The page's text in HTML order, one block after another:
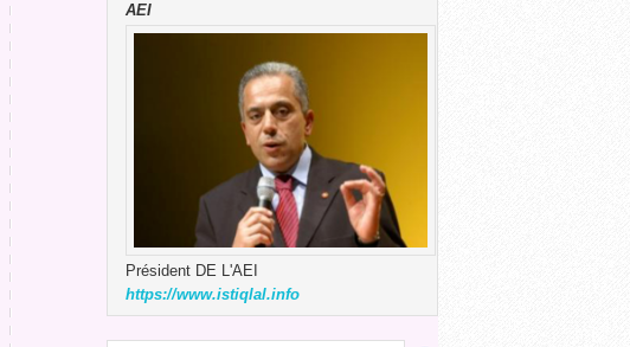
AEI
Président DE L'AEI
https://www.istiqlal.info